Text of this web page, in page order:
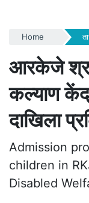
Home
आरकेजे
कल्याण
दाखिला
Admission
children in
Disabled